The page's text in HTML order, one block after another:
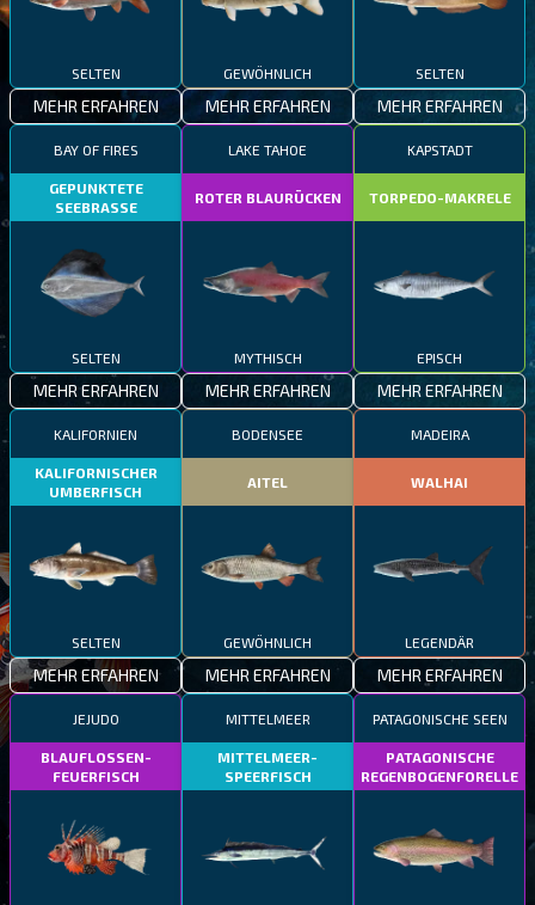
SELTEN
MEHR ERFAHREN
GEWÖHNLICH
MEHR ERFAHREN
SELTEN
MEHR ERFAHREN
BAY OF FIRES
GEPUNKTETE
SEEBRASSE
SELTEN
MEHR ERFAHREN
LAKE TAHOE
ROTER BLAURÜCKEN
MYTHISCH
MEHR ERFAHREN
KAPSTADT
TORPEDO-MAKRELE
EPISCH
MEHR ERFAHREN
KALIFORNIEN
KALIFORNISCHER
UMBERFISCH
SELTEN
MEHR ERFAHREN
BODENSEE
AITEL
GEWÖHNLICH
MEHR ERFAHREN
MADEIRA
WALHAI
LEGENDÄR
MEHR ERFAHREN
JEJUDO
BLAUFLOSSEN-
FEUERFISCH
MITTELMEER
MITTELMEER-
SPEERFISCH
PATAGONISCHE SEEN
PATAGONISCHE
REGENBOGENFORELLE